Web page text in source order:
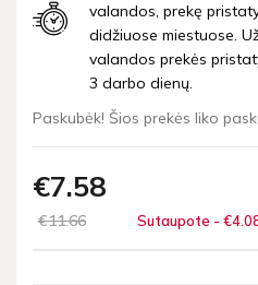
valandos, prekę
didžiuose miestuose.
valandos prekės
3 darbo dienų.
Paskubėk! Šios prekės liko
€7 58
€1166 Sutaupote - €4